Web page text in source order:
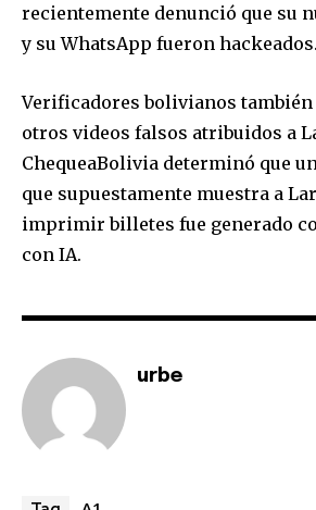
Join our community
SUBSCRIBERS and
conversation.
To subscribe, simply enter your email
or click the subscribe button below. Don't
recientemente denunció que su
y su WhatsApp fueron hackeados.
Verificadores bolivianos
otros videos falsos atribuidos a
ChequeaBolivia determinó que
que supuestamente muestra a
imprimir billetes fue generado
con IA.
urbe